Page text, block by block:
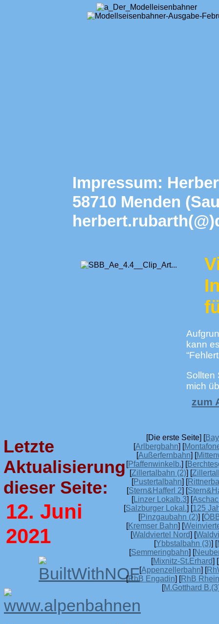
Impressum:
58710 Menden
kann
Sollten
mich
zum
Letzte
Aktualisierung
dieser Seite:
12. Juni
2021
[Die erste Seite] [
[Arlbergbahn] [
[Außerfernbahn] [
[Pfaffenwinkelb.] [
[Zillertalbahn (2)] [
[Pustertalbahn] [
[Stern&Hafferl 2] [
[Linzer Lokalb.3] [
[Salzburger Lokal.] [125
[Pinzgaubahn (2)] [
[Kremser Bahn] [
[Waldviertel Nord] [
[Ybbstalbahn (3)] [
[Semmeringbahn] [
[Mixnitz-St.Erhard] [
[Appenzellerbahn] [
[RhB Engadin] [RhB
[M.Gotthard